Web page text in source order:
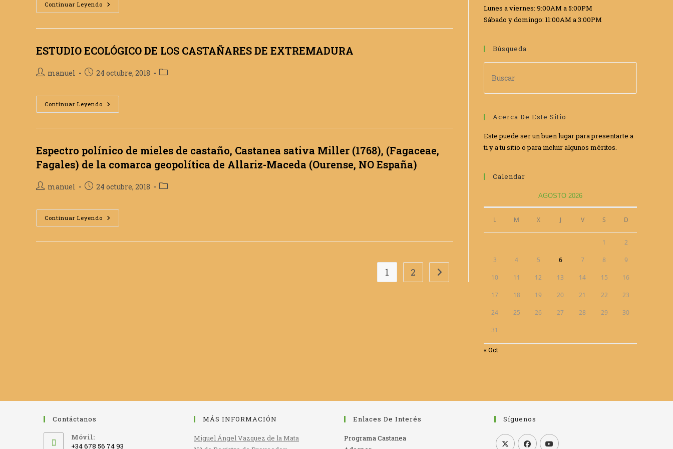
entrada:
entrada:
Continuar Leyendo PROTEÍNAS
SHSP
Sativa
Mili.):
MOLECULARES
DE
AL
ESTRÉS
ABIÓTICO
ESTUDIO ECOLÓGICO DE LOS CASTAÑARES DE EXTREMADURA
Autor
la
entrada:
manuel
Publicación
la
entrada:
24 octubre, 2018
Categoría
Continuar Leyendo ESTUDIO
ECOLÓGICO
EXTREMADURA
Espectro polínico de mieles de castaño, Castanea sativa Miller (1768), (Fagaceae,
Fagales) de la comarca geopolítica de Allariz-Maceda (Ourense, NO España)
Autor
la
entrada:
manuel
Publicación
la
entrada:
24 octubre, 2018
Categoría
Continuar Leyendo Espectro
Polínico
1 2 Ir a la página siguiente
Lunes a viernes: 9:00AM a 5:00PM
Sábado y domingo: 11:00AM a 3:00PM
Búsqueda
Acerca De Este Sitio
Este puede ser un buen lugar para presentarte a
ti y a tu sitio o para incluir algunos méritos.
Calendar
AGOSTO 2026
L M X J V S D
1 2
3 4 5 6 7 8 9
10 11 12 13 14 15 16
17 18 19 20 21 22 23
24 25 26 27 28 29 30
31
« Oct
Contáctanos
Móvil:
+34 678 56 74 93
MÁS INFORMACIÓN
Miguel Ángel Vazquez de la Mata
Enlaces De Interés
Programa Castanea
Síguenos